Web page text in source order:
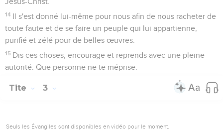
14 Il s'est donné lui-même pour nous afin de nous racheter de
toute faute et de se faire un peuple qui lui appartienne,
purifié et zélé pour de belles œuvres.
15 Dis ces choses, encourage et reprends avec une pleine
autorité. Que personne ne te méprise.
Tite 3
Seuls les Évangiles sont disponibles en vidéo pour le moment.